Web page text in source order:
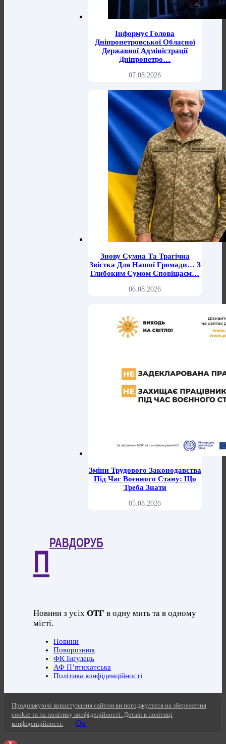
Інформує Голова
Дніпропетровської Обласної
Державної Адміністрації
Дніпропетро…
07.08.2026
Знову Сумна Та Трагічна
Звістка Для Нашої Громади… З
Глибоким Сумом Сповіщаєм…
06.08.2026
Зміни Трудового Законодавства
Під Час Воєнного Стану: Що
Треба Знати
05.08.2026
П
РАВДОРУБ
Новини з усіхОТГ в одну мить та в одному
місті.
Новини
Поворознюк
ФК Інгулець
АФ П’ятихатська
Політика конфіденційності
Продовжуючі користування сайтом ви погоджуєтеся на збереження
cookie та на політику конфідеційності. Деталі в політиці
конфіденційності.
Ок